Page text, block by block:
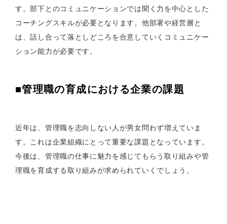
す。部下とのコミュニケーションでは聞く力を中心とした
コーチングスキルが必要となります。他部署や経営層と
は、話し合って落としどころを合意していくコミュニケー
ション能力が必要です。
■管理職の育成における企業の課題
近年は、管理職を志向しない人が男女問わず増えていま
す。これは企業組織にとって重要な課題となっています。
今後は、管理職の仕事に魅力を感じてもらう取り組みや管
理職を育成する取り組みが求められていくでしょう。